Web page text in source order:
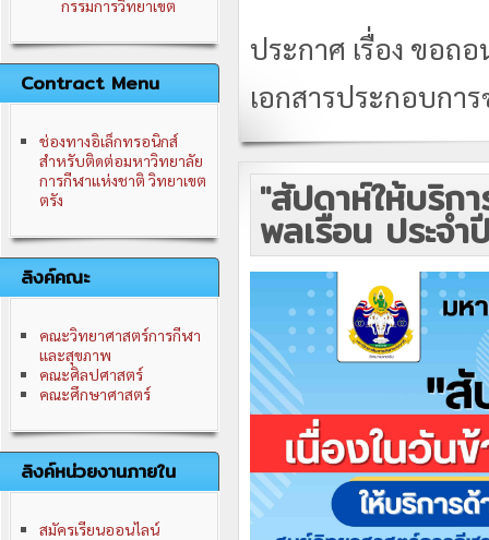
กรรมการวิทยาเขต
Contract Menu
ช่องทางอิเล็กทรอนิกส์
สำหรับติดต่อมหาวิทยาลัย
การกีฬาแห่งชาติ วิทยาเขต
ตรัง
ลิงค์คณะ
คณะวิทยาศาสตร์การกีฬา
และสุขภาพ
คณะศิลปศาสตร์
คณะศึกษาศาสตร์
ลิงค์หน่วยงานภายใน
สมัครเรียนออนไลน์
ประกาศ เรื่อง ขอถ
เอกสารประกอบการ
"สัปดาห์ให้บริก
พลเรือน ประจ